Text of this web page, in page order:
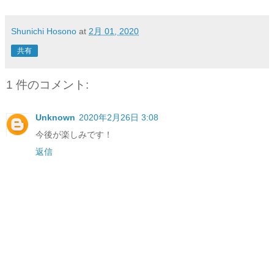
Shunichi Hosono at 2月 01, 2020
共有
1 件のコメント:
Unknown 2020年2月26日 3:08
今後が楽しみです！
返信